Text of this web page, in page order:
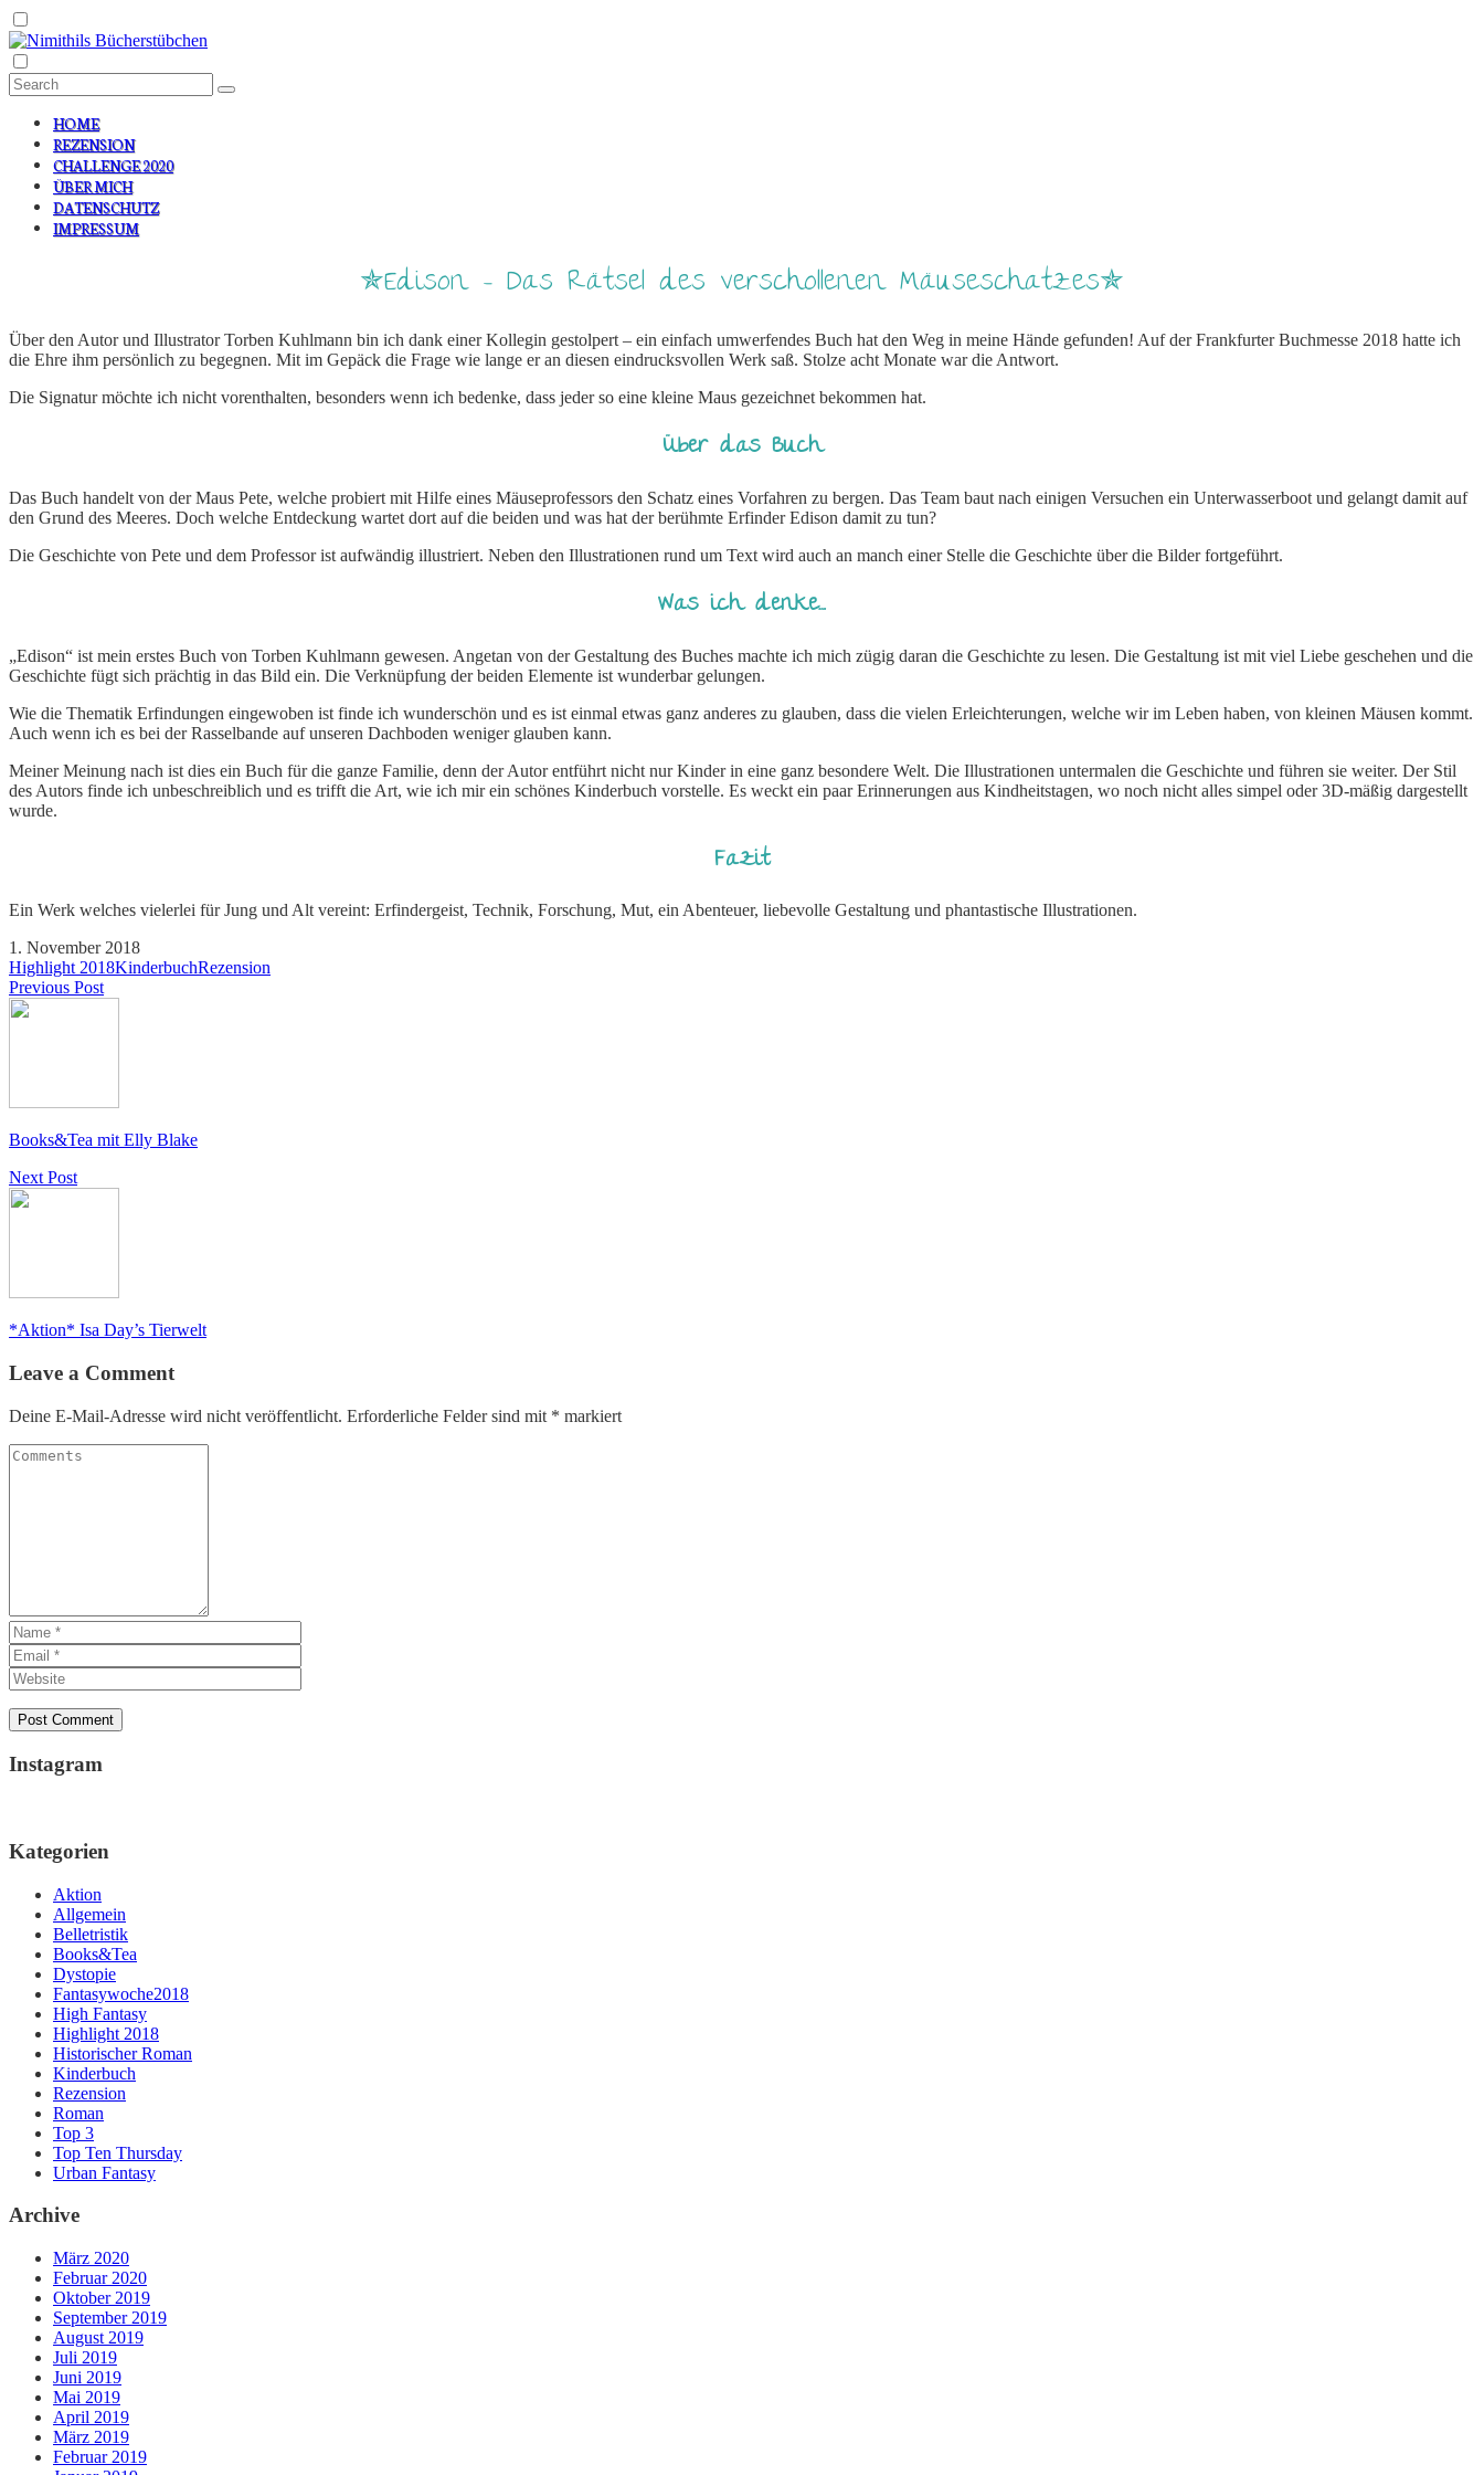
HOME
REZENSION
CHALLENGE 2020
ÜBER MICH
DATENSCHUTZ
IMPRESSUM
✯Edison – Das Rätsel des verschollenen Mäuseschatzes✯
Über den Autor und Illustrator Torben Kuhlmann bin ich dank einer Kollegin gestolpert – ein einfach umwerfendes Buch hat den Weg in meine Hände gefunden! Auf der Frankfurter Buchmesse 2018 hatte ich
die Ehre ihm persönlich zu begegnen. Mit im Gepäck die Frage wie lange er an diesen eindrucksvollen Werk saß. Stolze acht Monate war die Antwort.
Die Signatur möchte ich nicht vorenthalten, besonders wenn ich bedenke, dass jeder so eine kleine Maus gezeichnet bekommen hat.
Über das Buch
Das Buch handelt von der Maus Pete, welche probiert mit Hilfe eines Mäuseprofessors den Schatz eines Vorfahren zu bergen. Das Team baut nach einigen Versuchen ein Unterwasserboot und gelangt damit auf
den Grund des Meeres. Doch welche Entdeckung wartet dort auf die beiden und was hat der berühmte Erfinder Edison damit zu tun?
Die Geschichte von Pete und dem Professor ist aufwändig illustriert. Neben den Illustrationen rund um Text wird auch an manch einer Stelle die Geschichte über die Bilder fortgeführt.
Was ich denke….
„Edison“ ist mein erstes Buch von Torben Kuhlmann gewesen. Angetan von der Gestaltung des Buches machte ich mich zügig daran die Geschichte zu lesen. Die Gestaltung ist mit viel Liebe geschehen und die
Geschichte fügt sich prächtig in das Bild ein. Die Verknüpfung der beiden Elemente ist wunderbar gelungen.
Wie die Thematik Erfindungen eingewoben ist finde ich wunderschön und es ist einmal etwas ganz anderes zu glauben, dass die vielen Erleichterungen, welche wir im Leben haben, von kleinen Mäusen kommt.
Auch wenn ich es bei der Rasselbande auf unseren Dachboden weniger glauben kann.
Meiner Meinung nach ist dies ein Buch für die ganze Familie, denn der Autor entführt nicht nur Kinder in eine ganz besondere Welt. Die Illustrationen untermalen die Geschichte und führen sie weiter. Der Stil
des Autors finde ich unbeschreiblich und es trifft die Art, wie ich mir ein schönes Kinderbuch vorstelle. Es weckt ein paar Erinnerungen aus Kindheitstagen, wo noch nicht alles simpel oder 3D-mäßig dargestellt
wurde.
Fazit
Ein Werk welches vielerlei für Jung und Alt vereint: Erfindergeist, Technik, Forschung, Mut, ein Abenteuer, liebevolle Gestaltung und phantastische Illustrationen.
1. November 2018
Highlight 2018KinderbuchRezension
Previous Post
Books&Tea mit Elly Blake
Next Post
*Aktion* Isa Day’s Tierwelt
Leave a Comment
Deine E-Mail-Adresse wird nicht veröffentlicht. Erforderliche Felder sind mit * markiert
Instagram
Kategorien
Aktion
Allgemein
Belletristik
Books&Tea
Dystopie
Fantasywoche2018
High Fantasy
Highlight 2018
Historischer Roman
Kinderbuch
Rezension
Roman
Top 3
Top Ten Thursday
Urban Fantasy
Archive
März 2020
Februar 2020
Oktober 2019
September 2019
August 2019
Juli 2019
Juni 2019
Mai 2019
April 2019
März 2019
Februar 2019